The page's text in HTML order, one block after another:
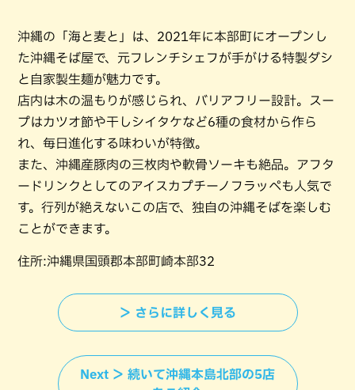
沖縄の「海と麦と」は、2021年に本部町にオープンし
た沖縄そば屋で、元フレンチシェフが手がける特製ダシ
と自家製生麺が魅力です。
店内は木の温もりが感じられ、バリアフリー設計。スー
プはカツオ節や干しシイタケなど6種の食材から作ら
れ、毎日進化する味わいが特徴。
また、沖縄産豚肉の三枚肉や軟骨ソーキも絶品。アフタ
ードリンクとしてのアイスカプチーノフラッペも人気で
す。行列が絶えないこの店で、独自の沖縄そばを楽しむ
ことができます。
住所:沖縄県国頭郡本部町崎本部32
＞ さらに詳しく見る
Next ＞ 続いて沖縄本島北部の5店